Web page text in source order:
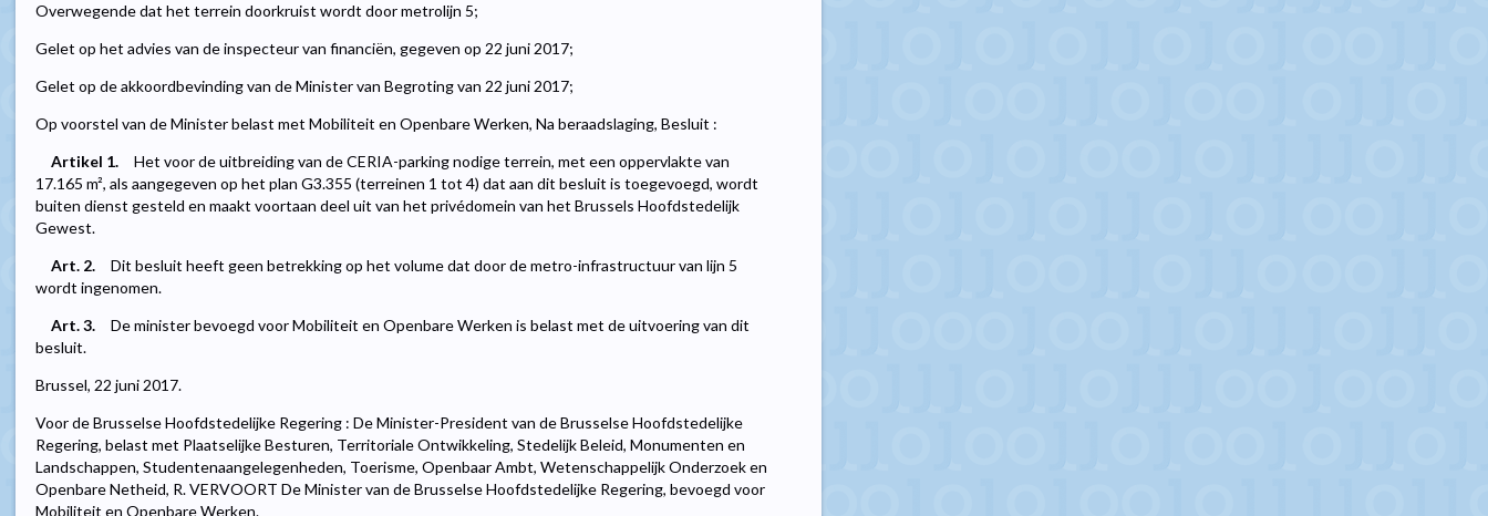
Overwegende dat het terrein doorkruist wordt door metrolijn 5;
Gelet op het advies van de inspecteur van financiën, gegeven op 22 juni 2017;
Gelet op de akkoordbevinding van de Minister van Begroting van 22 juni 2017;
Op voorstel van de Minister belast met Mobiliteit en Openbare Werken, Na beraadslaging, Besluit :
Artikel 1.
Het voor de uitbreiding van de CERIA-parking nodige terrein, met een oppervlakte van
17.165 m², als aangegeven op het plan G3.355 (terreinen 1 tot 4) dat aan dit besluit is toegevoegd, wordt
buiten dienst gesteld en maakt voortaan deel uit van het privédomein van het Brussels Hoofdstedelijk
Gewest.
Art. 2.
Dit besluit heeft geen betrekking op het volume dat door de metro-infrastructuur van lijn 5
wordt ingenomen.
Art. 3.
De minister bevoegd voor Mobiliteit en Openbare Werken is belast met de uitvoering van dit
besluit.
Brussel, 22 juni 2017.
Voor de Brusselse Hoofdstedelijke Regering : De Minister-President van de Brusselse Hoofdstedelijke
Regering, belast met Plaatselijke Besturen, Territoriale Ontwikkeling, Stedelijk Beleid, Monumenten en
Landschappen, Studentenaangelegenheden, Toerisme, Openbaar Ambt, Wetenschappelijk Onderzoek en
Openbare Netheid, R. VERVOORT De Minister van de Brusselse Hoofdstedelijke Regering, bevoegd voor
Mobiliteit en Openbare Werken.